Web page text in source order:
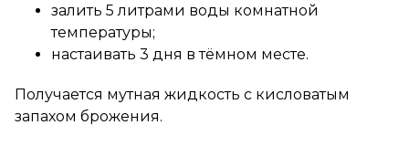
залить 5 литрами воды комнатной
температуры;
настаивать 3 дня в тёмном месте.
Получается мутная жидкость с кисловатым
запахом брожения.